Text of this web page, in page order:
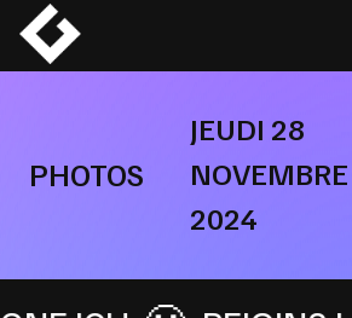
Skip
content
PHOTOS
JEUDI 28
NOVEMBRE
2024